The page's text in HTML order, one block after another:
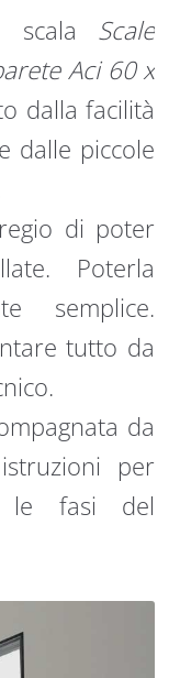
scala Scale
Aci 60 x
dalla facilità
dalle piccole
di poter
Poterla
semplice.
tutto da
da
per
le fasi del